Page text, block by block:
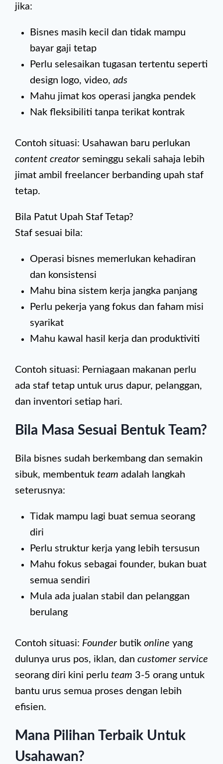
jika:
Bisnes masih kecil dan tidak mampu
bayar gaji tetap
Perlu selesaikan tugasan tertentu seperti
design logo, video, ads
Mahu jimat kos operasi jangka pendek
Nak fleksibiliti tanpa terikat kontrak
Contoh situasi: Usahawan baru perlukan
content creator seminggu sekali sahaja lebih
jimat ambil freelancer berbanding upah staf
tetap.
Bila Patut Upah Staf Tetap?
Staf sesuai bila:
Operasi bisnes memerlukan kehadiran
dan konsistensi
Mahu bina sistem kerja jangka panjang
Perlu pekerja yang fokus dan faham misi
syarikat
Mahu kawal hasil kerja dan produktiviti
Contoh situasi: Perniagaan makanan perlu
ada staf tetap untuk urus dapur, pelanggan,
dan inventori setiap hari.
Bila Masa Sesuai Bentuk Team?
Bila bisnes sudah berkembang dan semakin
sibuk, membentuk team adalah langkah
seterusnya:
Tidak mampu lagi buat semua seorang
diri
Perlu struktur kerja yang lebih tersusun
Mahu fokus sebagai founder, bukan buat
semua sendiri
Mula ada jualan stabil dan pelanggan
berulang
Contoh situasi: Founder butik online yang
dulunya urus pos, iklan, dan customer service
seorang diri kini perlu team 3-5 orang untuk
bantu urus semua proses dengan lebih
efisien.
Mana Pilihan Terbaik Untuk
Usahawan?